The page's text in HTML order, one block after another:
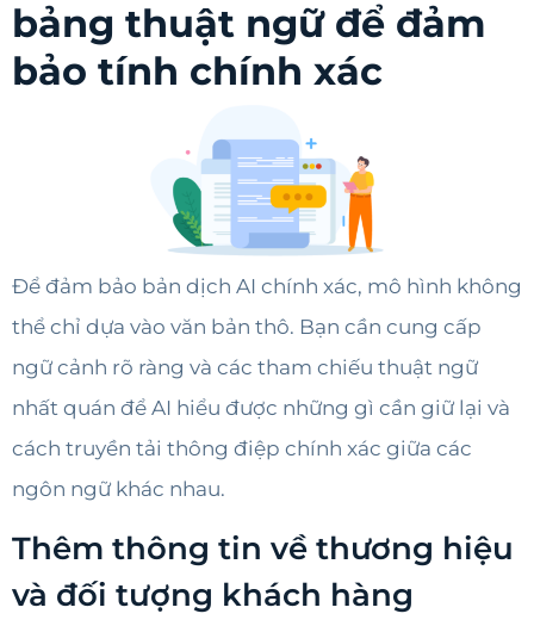
bảng thuật ngữ để đảm
bảo tính chính xác
Để đảm bảo bản dịch AI chính xác, mô hình không
thể chỉ dựa vào văn bản thô. Bạn cần cung cấp
ngữ cảnh rõ ràng và các tham chiếu thuật ngữ
nhất quán để AI hiểu được những gì cần giữ lại và
cách truyền tải thông điệp chính xác giữa các
ngôn ngữ khác nhau.
Thêm thông tin về thương hiệu
và đối tượng khách hàng